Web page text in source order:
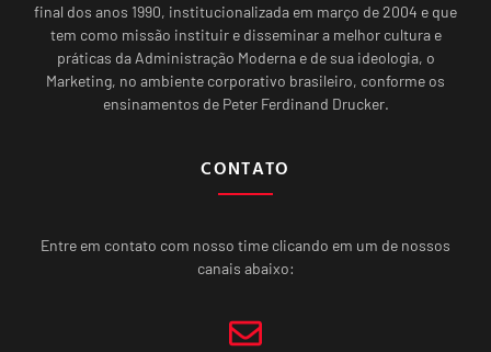
final dos anos 1990, institucionalizada em março de 2004 e que
tem como missão instituir e disseminar a melhor cultura e
práticas da Administração Moderna e de sua ideologia, o
Marketing, no ambiente corporativo brasileiro, conforme os
ensinamentos de Peter Ferdinand Drucker.
CONTATO
Entre em contato com nosso time clicando em um de nossos
canais abaixo: